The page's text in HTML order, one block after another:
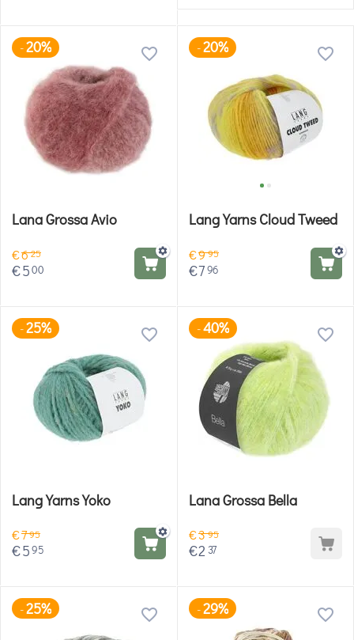
-20%
Lana Grossa Avio
€625
€500
-20%
Lang Yarns Cloud Tweed
€995
€796
-25%
Lang Yarns Yoko
€795
€595
-40%
Lana Grossa Bella
€395
€2 37
-25% -29%